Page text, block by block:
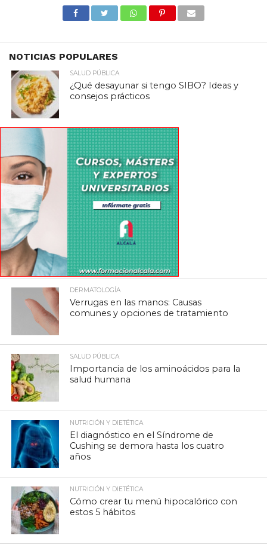
NOTICIAS POPULARES
SALUD PÚBLICA
¿Qué desayunar si tengo SIBO? Ideas y
consejos prácticos
DERMATOLOGÍA
Verrugas en las manos: Causas
comunes y opciones de tratamiento
SALUD PÚBLICA
Importancia de los aminoácidos para la
salud humana
NUTRICIÓN Y DIETÉTICA
El diagnóstico en el Síndrome de
Cushing se demora hasta los cuatro
años
NUTRICIÓN Y DIETÉTICA
Cómo crear tu menú hipocalórico con
estos 5 hábitos